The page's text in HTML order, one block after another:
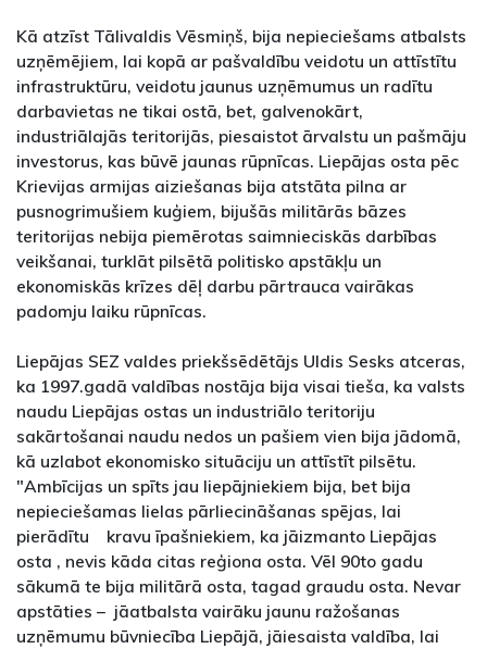
Kā atzīst Tālivaldis Vēsmiņš, bija nepieciešams atbalsts
uzņēmējiem, lai kopā ar pašvaldību veidotu un attīstītu
infrastruktūru, veidotu jaunus uzņēmumus un radītu
darbavietas ne tikai ostā, bet, galvenokārt,
industriālajās teritorijās, piesaistot ārvalstu un pašmāju
investorus, kas būvē jaunas rūpnīcas. Liepājas osta pēc
Krievijas armijas aiziešanas bija atstāta pilna ar
pusnogrimušiem kuģiem, bijušās militārās bāzes
teritorijas nebija piemērotas saimnieciskās darbības
veikšanai, turklāt pilsētā politisko apstākļu un
ekonomiskās krīzes dēļ darbu pārtrauca vairākas
padomju laiku rūpnīcas.
Liepājas SEZ valdes priekšsēdētājs Uldis Sesks atceras,
ka 1997.gadā valdības nostāja bija visai tieša, ka valsts
naudu Liepājas ostas un industriālo teritoriju
sakārtošanai naudu nedos un pašiem vien bija jādomā,
kā uzlabot ekonomisko situāciju un attīstīt pilsētu.
"Ambīcijas un spīts jau liepājniekiem bija, bet bija
nepieciešamas lielas pārliecināšanas spējas, lai
pierādītu kravu īpašniekiem, ka jāizmanto Liepājas
osta , nevis kāda citas reģiona osta. Vēl 90to gadu
sākumā te bija militārā osta, tagad graudu osta. Nevar
apstāties – jāatbalsta vairāku jaunu ražošanas
uzņēmumu būvniecība Liepājā, jāiesaista valdība, lai